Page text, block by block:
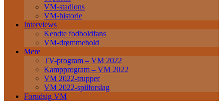
VM-stadions
VM-historie
Interviews
Kendte fodboldfans
VM-drømmehold
Mere
TV-program – VM 2022
Kampprogram – VM 2022
VM 2022-trupper
VM 2022-spilforslag
Forudsig VM